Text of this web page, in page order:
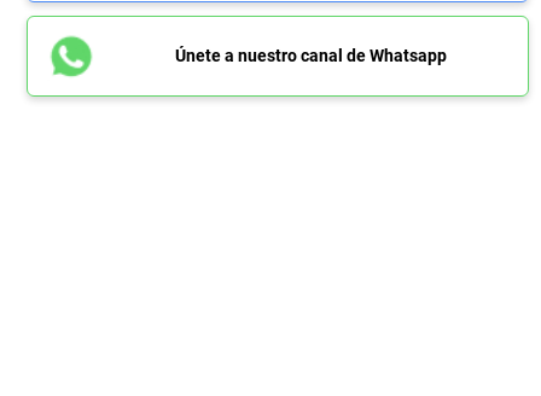
Únete a nuestro canal de Whatsapp